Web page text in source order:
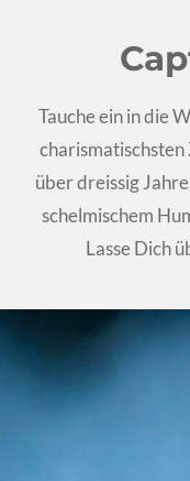
Tauche ein in die
über dreissig
schelmischem
Lasse Dich